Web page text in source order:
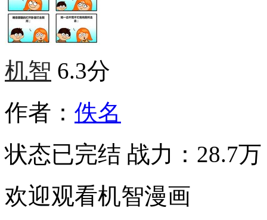
机智 6.3分
作者： 佚名
状态已完结 战力：28.7万
欢迎观看机智漫画